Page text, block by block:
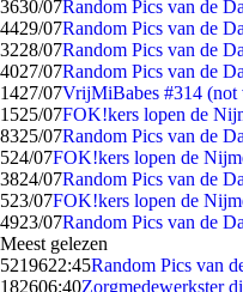
3630/07Random Pics van de
4429/07Random Pics van de
3228/07Random Pics van de
4027/07Random Pics van de
1427/07VrijMiBabes #314
1525/07FOK!kers lopen de
8325/07Random Pics van de
524/07FOK!kers lopen de
3824/07Random Pics van de
523/07FOK!kers lopen de
4923/07Random Pics van de
Meest gelezen
5219622:45Random Pics van
182606:40Zorgmedewerkster